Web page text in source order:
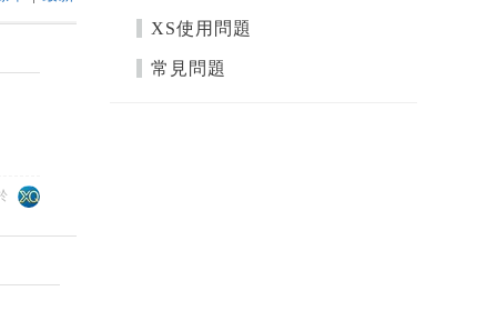
XS使用問題
常見問題